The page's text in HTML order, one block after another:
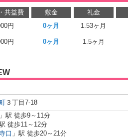
共益費 敷金 礼金
円 0ヶ月 1.53ヶ月
円 0ヶ月 1.5ヶ月
３丁目7-18
」駅 徒歩9～11分
徒歩11～12分
口 」駅 徒歩20～21分